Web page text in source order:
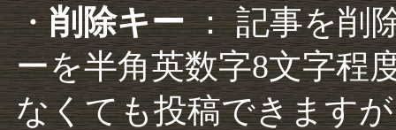
・削除キー： 記事を削
ーを半角英数字8文字程
なくても投稿できます